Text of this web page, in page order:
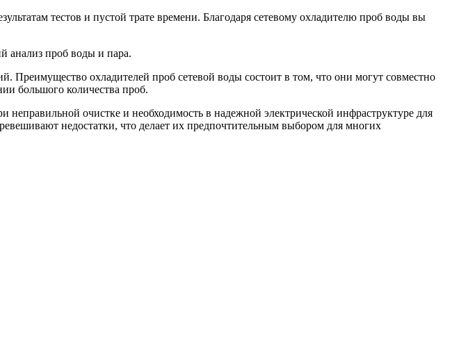
тестов и пустой трате времени. Благодаря сетевому охладителю проб воды вы
анализ проб воды и пара.
охладителей проб сетевой воды состоит в том, что они могут совместно
большого количества проб.
очистке и необходимость в надежной электрической инфраструктуре для
недостатки, что делает их предпочтительным выбором для многих